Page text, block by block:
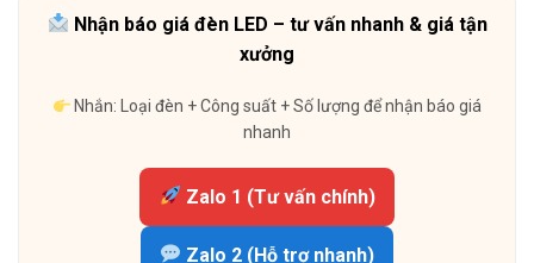
Nhận báo giá đèn LED – tư vấn nhanh & giá tận
xưởng
Nhắn: Loại đèn + Công suất + Số lượng để nhận báo giá
nhanh
Zalo 1 (Tư vấn chính)
Zalo 2 (Hỗ trợ nhanh)